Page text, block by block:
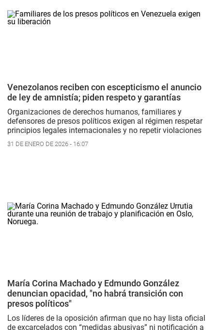
Venezolanos reciben con escepticismo el anuncio
de ley de amnistía; piden respeto y garantías
Organizaciones de derechos humanos, familiares y
defensores de presos políticos exigen al régimen respetar
principios legales internacionales y no repetir violaciones
31 DE ENERO DE 2026 - 16:07
María Corina Machado y Edmundo González
denuncian opacidad, "no habrá transición con
presos políticos"
Los líderes de la oposición afirman que no hay lista oficial
de excarcelados con “medidas abusivas” ni notificación a